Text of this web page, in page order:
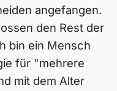
angefangen.
den Rest der
bin ein Mensch
für "mehrere
mit dem Alter